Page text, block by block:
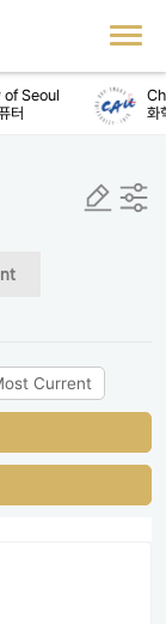
Seoul
터
화
Current